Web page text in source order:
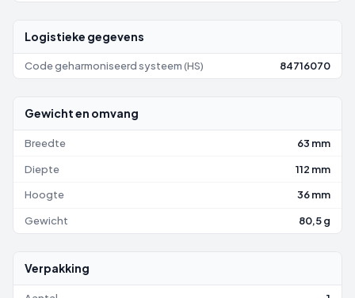
Logistieke gegevens
Code geharmoniseerd systeem (HS) 84716070
Gewicht en omvang
Breedte 63 mm
Diepte 112 mm
Hoogte 36 mm
Gewicht 80,5 g
Verpakking